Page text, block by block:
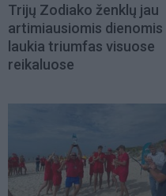
Trijų Zodiako ženklų jau
artimiausiomis dienomis
laukia triumfas visuose
reikaluose